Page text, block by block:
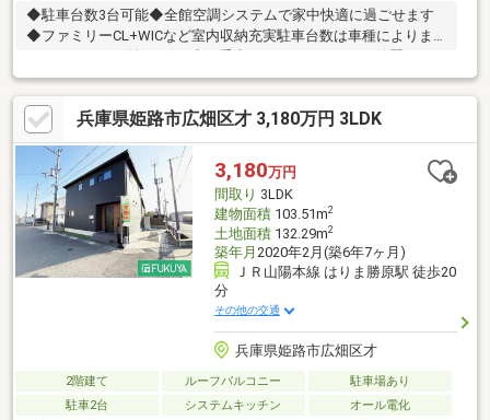
◆駐車台数3台可能◆全館空調システムで家中快適に過ごせます
◆ファミリーCL+WICなど室内収納充実駐車台数は車種によりま
す。カーポート付♪ここを少し手直ししたい、とにかく綺麗にした
い、リフォームのご相談もお気軽にお申し付けください。ご要望
に合わせたご提案をさせていただきます。
兵庫県姫路市広畑区才 3,180万円 3LDK
3,180万円
間取り 3LDK
建物面積103.51m2
土地面積132.29m2
築年月 2020年2月(築6年7ヶ月)
ＪＲ山陽本線 はりま勝原駅 徒歩20
分
その他の交通
兵庫県姫路市広畑区才
2階建て ルーフバルコニー
駐車場あり
駐車2台
システムキッチン オール電化